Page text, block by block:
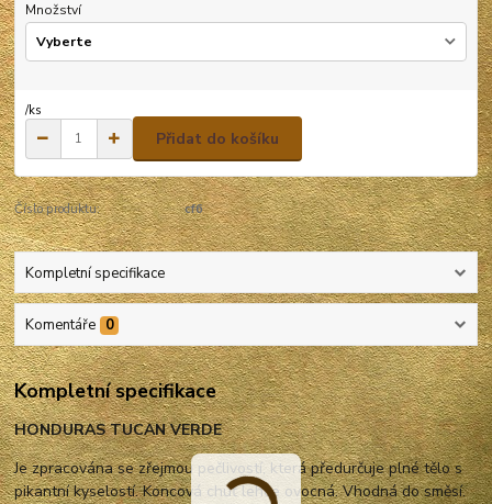
Množství
/ks
Přidat do košíku
Číslo produktu: cf6
Kompletní specifikace
Komentáře 0
Kompletní specifikace
HONDURAS TUCAN VERDE
Je zpracována se zřejmou pečlivostí, která předurčuje plné tělo s
pikantní kyselostí. Koncová chuť lehce ovocná. Vhodná do směsí.